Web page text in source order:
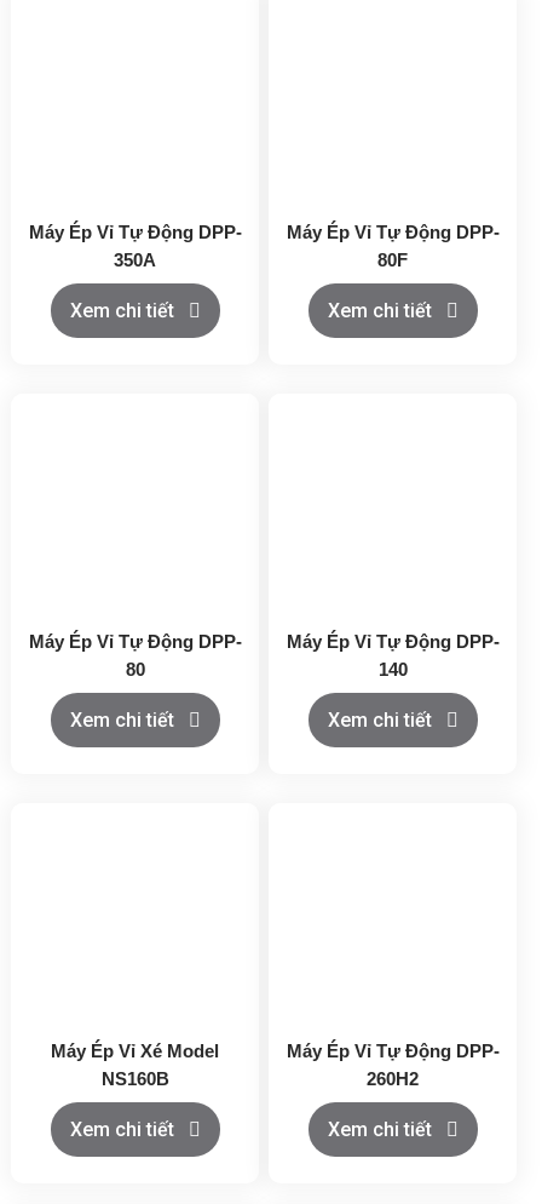
Máy Ép Vỉ Tự Động DPP-
350A
Xem chi tiết
Máy Ép Vỉ Tự Động DPP-
80F
Xem chi tiết
Máy Ép Vỉ Tự Động DPP-
80
Xem chi tiết
Máy Ép Vỉ Tự Động DPP-
140
Xem chi tiết
Máy Ép Vỉ Xé Model
NS160B
Xem chi tiết
Máy Ép Vỉ Tự Động DPP-
260H2
Xem chi tiết